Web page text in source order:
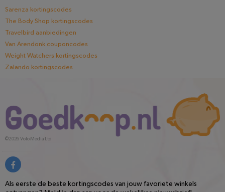
Sarenza kortingscodes
The Body Shop kortingscodes
Travelbird aanbiedingen
Van Arendonk couponcodes
Weight Watchers kortingscodes
Zalando kortingscodes
©2026Volo Media Ltd
Als eerste de beste kortingscodes van jouw favoriete winkels